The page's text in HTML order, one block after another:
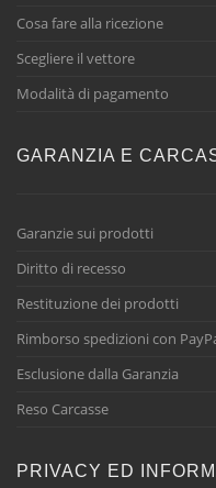
Cosa fare alla ricezione
Scegliere il vettore
Modalità di pagamento
GARANZIA E
Garanzie sui prodotti
Diritto di recesso
Restituzione dei prodotti
Rimborso spedizioni con
Esclusione dalla Garanzia
Reso Carcasse
PRIVACY ED